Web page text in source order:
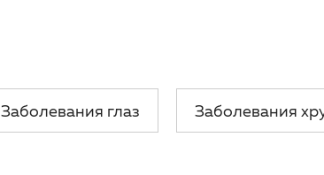
Заболевания глаз Заболевания